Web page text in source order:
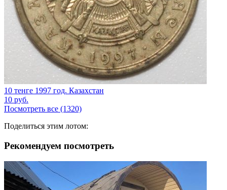
10 тенге 1997 год. Казахстан
10 руб.
Посмотреть все (1320)
Поделиться этим лотом:
Рекомендуем посмотреть